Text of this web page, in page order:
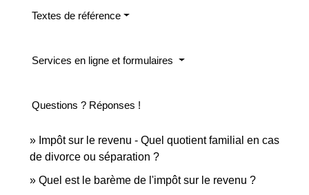
Textes de référence
Services en ligne et formulaires
Questions ? Réponses !
Impôt sur le revenu - Quel quotient familial en cas
de divorce ou séparation ?
Quel est le barème de l'impôt sur le revenu ?